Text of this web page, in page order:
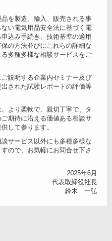
を製造、輸入、販売される事
い電気用品安全法に基づく電
込み手続き、技術基準の適用
の方法並びにこれらの詳細な
多種多様な相談サービスをご
説明する企業内セミナー及び
された試験レポートの評価等
より柔軟で、親切丁寧で、タ
期待に沿える価値ある相談サ
して参ります。
サービス以外にも多種多様な
ので、お気軽にお問合せ下さ
2025年6月
代表取締役社長
鈴木 一弘